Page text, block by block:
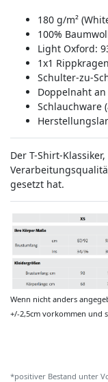
180 g/m²
100%
Light Oxford:
1x1 Rippkragen
Schulter-zu-
Doppelnaht
Schlauchware
Der T-Shirt-
gesetzt hat.
Wenn nicht anders
+/-2,5cm vorkommen und
*positiver Bestand unter